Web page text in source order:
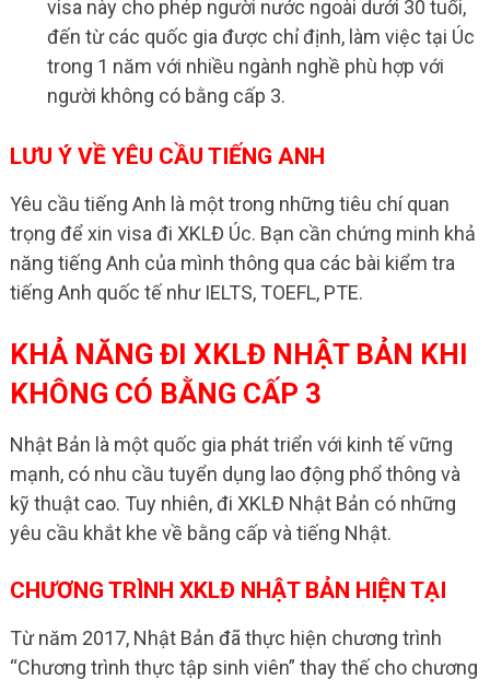
visa này cho phép người nước ngoài dưới 30 tuổi,
đến từ các quốc gia được chỉ định, làm việc tại Úc
trong 1 năm với nhiều ngành nghề phù hợp với
người không có bằng cấp 3.
LƯU Ý VỀ YÊU CẦU TIẾNG ANH
Yêu cầu tiếng Anh là một trong những tiêu chí quan
trọng để xin visa đi XKLĐ Úc. Bạn cần chứng minh khả
năng tiếng Anh của mình thông qua các bài kiểm tra
tiếng Anh quốc tế như IELTS, TOEFL, PTE.
KHẢ NĂNG ĐI XKLĐ NHẬT BẢN KHI
KHÔNG CÓ BẰNG CẤP 3
Nhật Bản là một quốc gia phát triển với kinh tế vững
mạnh, có nhu cầu tuyển dụng lao động phổ thông và
kỹ thuật cao. Tuy nhiên, đi XKLĐ Nhật Bản có những
yêu cầu khắt khe về bằng cấp và tiếng Nhật.
CHƯƠNG TRÌNH XKLĐ NHẬT BẢN HIỆN TẠI
Từ năm 2017, Nhật Bản đã thực hiện chương trình
“Chương trình thực tập sinh viên” thay thế cho chương